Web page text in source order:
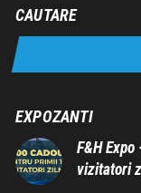
CAUTARE
EXPOZANTI
F&H
vizitatori